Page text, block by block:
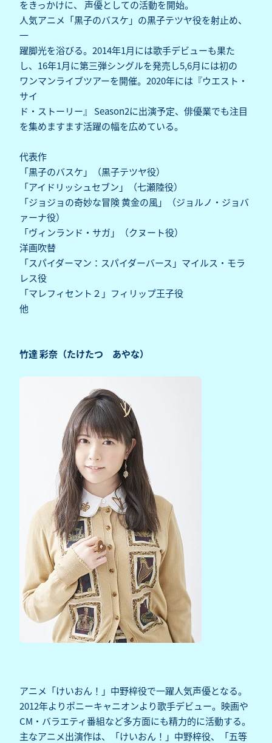
をきっかけに、 声優としての活動を開始。
人気アニメ「黒子のバスケ」の黒子テツヤ役を射止め、
一
躍脚光を浴びる。2014年1月には歌手デビューも果た
し、16年1月に第三弾シングルを発売し5,6月には初の
ワンマンライブツアーを開催。2020年には『ウエスト・
サイ
ド・ストーリー』 Season2に出演予定、俳優業でも注目
を集めますます活躍の幅を広めている。
代表作
「黒子のバスケ」（黒子テツヤ役）
「アイドリッシュセブン」（七瀬陸役）
「ジョジョの奇妙な冒険 黄金の風」（ジョルノ・ジョバ
ァーナ役）
「ヴィンランド・サガ」（クヌート役）
洋画吹替
「スパイダーマン：スパイダーバース」マイルス・モラ
レス役
「マレフィセント２」フィリップ王子役
他
竹達 彩奈（たけたつ あやな）
アニメ「けいおん！」中野梓役で一躍人気声優となる。
2012年よりポニーキャニオンより歌手デビュー。映画や
CM・バラエティ番組など多方面にも精力的に活動する。
主なアニメ出演作は、「けいおん！」中野梓役、「五等